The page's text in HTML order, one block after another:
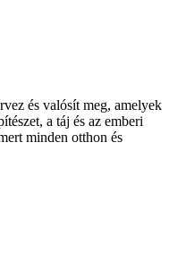
és valósít meg, amelyek
a táj és az emberi
minden otthon és